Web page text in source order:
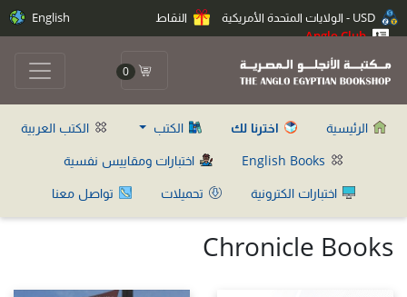
النقاط
Anglo Club
English
0
الرئيسية اخترنا لك الكتب
الكتب العربية
اختبارات ومقاييس نفسية
اختبارات الكترونية
تحميلات تواصل معنا
Chronicle Books